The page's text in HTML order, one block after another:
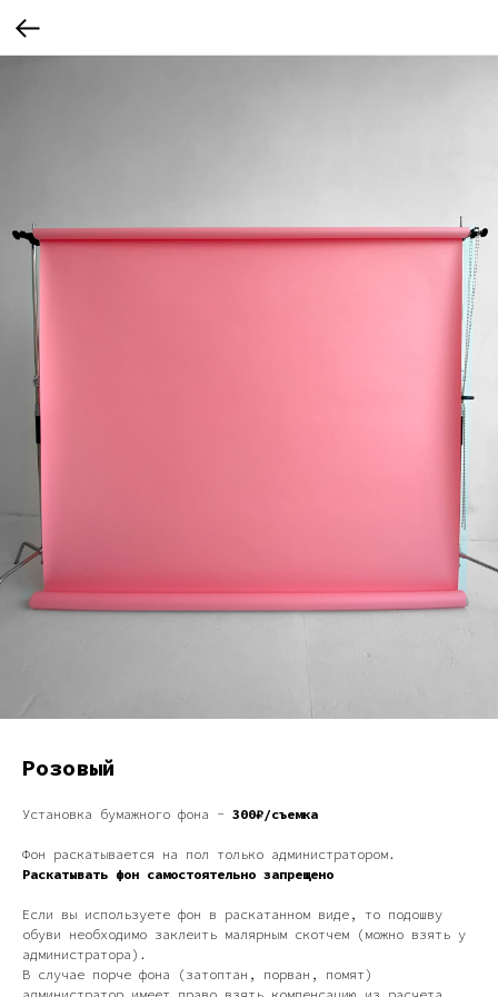
Розовый
Установка бумажного фона - 300₽/съемка
Фон раскатывается на пол только администратором.
Раскатывать фон самостоятельно запрещено
Если вы используете фон в раскатанном виде, то подошву
обуви необходимо заклеить малярным скотчем (можно взять у
администратора).
В случае порче фона (затоптан, порван, помят)